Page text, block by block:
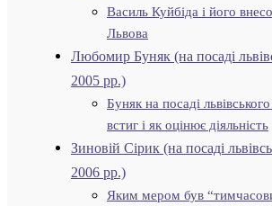
Василь Куйбіда і його
Львова
Любомир Буняк (на посаді
2005 рр.)
Буняк на посаді
встиг і як оцінює діяльність
Зиновій Сірик (на посаді
2006 рр.)
Яким мером був